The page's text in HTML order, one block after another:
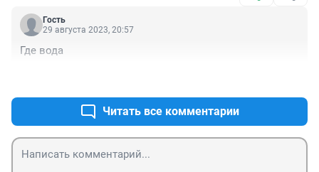
Гость
29 августа 2023, 20:57
Где вода
Читать все комментарии